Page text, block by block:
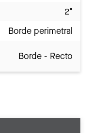
2"
Borde perimetral
Borde - Recto